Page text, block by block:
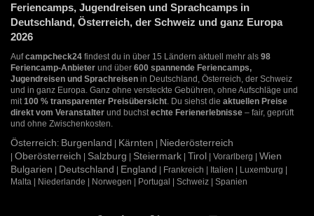
Feriencamps, Jugendreisen und Sprachcamps in
Deutschland, Österreich, der Schweiz und ganz Europa
2026
Aufcampcheck24 findest du in über 15 Ländern aktuell mehr als 98
Feriencamp-Anbieter und über 600 spannende Feriencamps,
Jugendreisen und Sprachreisen in Deutschland, Österreich, der Schweiz
und in ganz Europa. Ganz ohne versteckte Gebühren, ohne Aufschläge und
mit100 % transparenter Preisübersicht. Du siehst die aktuellen Preise
direkt vom Veranstalter und buchstechte Ferienerlebnisse – fair, geprüft
und ohne Zwischenkosten.
Österreich: Burgenland Kärnten Niederösterreich
Oberösterreich Salzburg Steiermark Tirol | Vorarlberg | Wien
Bulgarien
Deutschland England | Frankreich | Italien | Luxemburg |
Malta | Niederlande | Norwegen | Portugal | Schweiz | Spanien